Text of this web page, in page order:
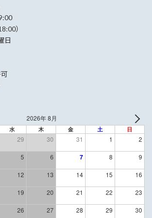
）
日
2026年 8月
水 木 金 土 日
29 30 31 1 2
5 6 7 8 9
12 13 14 15 16
19 20 21 22 23
26 27 28 29 30